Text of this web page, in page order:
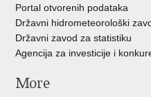
Portal otvorenih podataka
Državni hidrometeorološki
Državni zavod za statistiku
Agencija za investicije i
More